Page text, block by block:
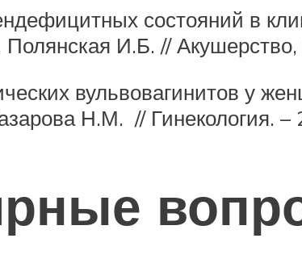
состояний в
И.Б. //
вульвовагинитов у
Н.М. // Гинекология. –